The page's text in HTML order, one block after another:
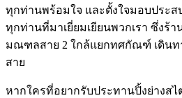
ทุกท่านพร้อมใจ และตั้งใจมอบประ
ทุกท่านที่มาเยี่ยมเยียนพวกเรา ซึ่งร้
มณฑลสาย 2 ใกล้แยกทศกัณฑ์ เดินท
สาย
หากใครที่อยากรับประทานปิ้งย่างสไ